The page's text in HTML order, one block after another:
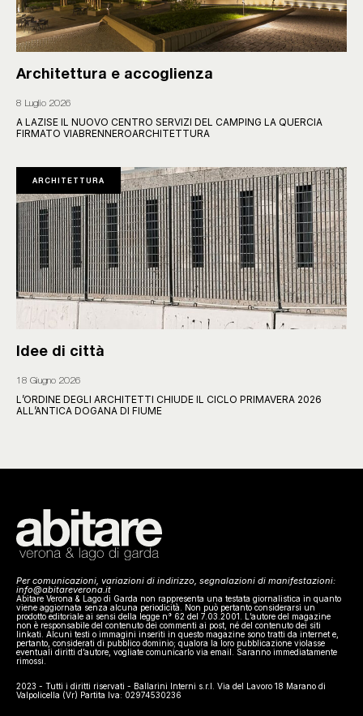
Architettura e accoglienza
8 Luglio 2026
A LAZISE IL NUOVO CENTRO SERVIZI DEL CAMPING LA QUERCIA
FIRMATO VIABRENNEROARCHITETTURA
ARCHITETTURA
Idee di città
18 Giugno 2026
L’ORDINE DEGLI ARCHITETTI CHIUDE IL CICLO PRIMAVERA 2026
ALL’ANTICA DOGANA DI FIUME
Per comunicazioni, variazioni di indirizzo, segnalazioni di manifestazioni:
info@abitareverona.it
Abitare Verona & Lago di Garda non rappresenta una testata giornalistica in quanto
viene aggiornata senza alcuna periodicità. Non può pertanto considerarsi un
prodotto editoriale ai sensi della legge n° 62 del 7.03.2001. L’autore del magazine
non è responsabile del contenuto dei commenti ai post, né del contenuto dei siti
linkati. Alcuni testi o immagini inseriti in questo magazine sono tratti da internet e,
pertanto, considerati di pubblico dominio; qualora la loro pubblicazione violasse
eventuali diritti d’autore, vogliate comunicarlo via email. Saranno immediatamente
rimossi.
2023 - Tutti i diritti riservati - Ballarini Interni s.r.l. Via del Lavoro 18 Marano di
Valpolicella (Vr) Partita Iva: 02974530236